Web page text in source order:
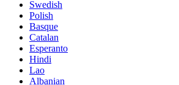
Swedish
Polish
Basque
Catalan
Esperanto
Hindi
Lao
Albanian